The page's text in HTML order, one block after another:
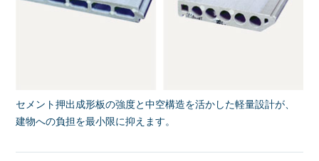
セメント押出成形板の強度と中空構造を活かした軽量設計が、
建物への負担を最小限に抑えます。